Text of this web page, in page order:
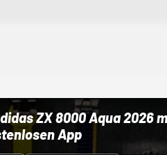
ZX 8000 Aqua 2026
App